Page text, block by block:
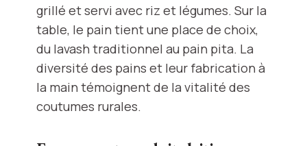
grillé et servi avec riz et légumes. Sur la
table, le pain tient une place de choix,
du lavash traditionnel au pain pita. La
diversité des pains et leur fabrication à
la main témoignent de la vitalité des
coutumes rurales.